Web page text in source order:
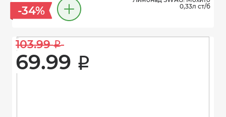
-34%
0,33л ст/б
103.99 i
69.99 i